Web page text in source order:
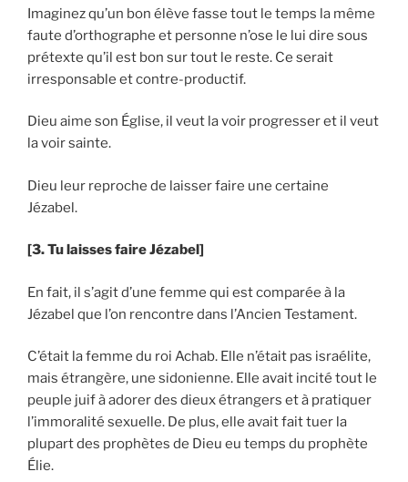
Imaginez qu’un bon élève fasse tout le temps la même
faute d’orthographe et personne n’ose le lui dire sous
prétexte qu’il est bon sur tout le reste. Ce serait
irresponsable et contre-productif.
Dieu aime son Église, il veut la voir progresser et il veut
la voir sainte.
Dieu leur reproche de laisser faire une certaine
Jézabel.
[3. Tu laisses faire Jézabel]
En fait, il s’agit d’une femme qui est comparée à la
Jézabel que l’on rencontre dans l’Ancien Testament.
C’était la femme du roi Achab. Elle n’était pas israélite,
mais étrangère, une sidonienne. Elle avait incité tout le
peuple juif à adorer des dieux étrangers et à pratiquer
l’immoralité sexuelle. De plus, elle avait fait tuer la
plupart des prophètes de Dieu eu temps du prophète
Élie.